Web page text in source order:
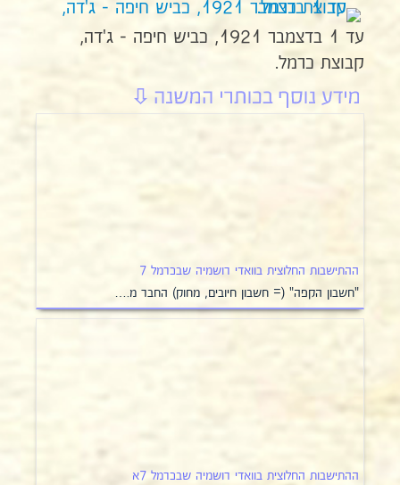
עד 1 בדצמבר 1921, כביש חיפה - ג'דה,
קבוצת כרמל.
ההתישבות החלוצית בוואדי רושמיה שבכרמל 7
"חשבון הקפה" (= חשבון חיובים, מחוק) החבר מ.…
ההתישבות החלוצית בוואדי רושמיה שבכרמל 7א